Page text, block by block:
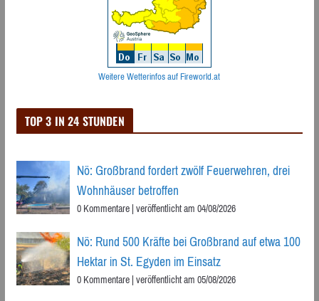
Weitere Wetterinfos auf Fireworld.at
TOP 3 IN 24 STUNDEN
Nö: Großbrand fordert zwölf Feuerwehren, drei
Wohnhäuser betroffen
0 Kommentare|veröffentlicht am 04/08/2026
Nö: Rund 500 Kräfte bei Großbrand auf etwa 100
Hektar in St. Egyden im Einsatz
0 Kommentare|veröffentlicht am 05/08/2026